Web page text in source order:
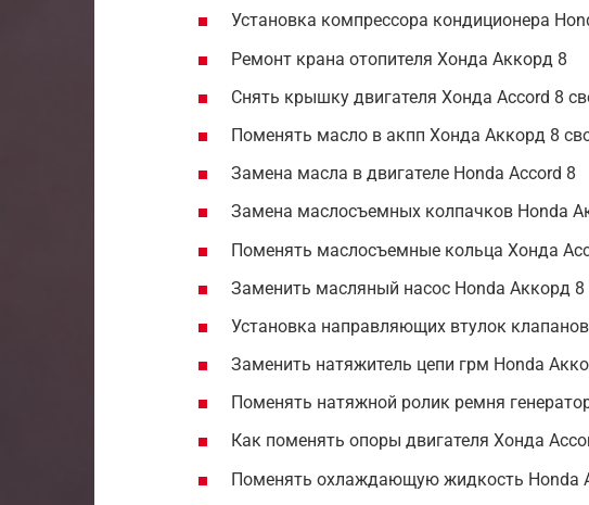
Установка компрессора кондиционера
Ремонт крана отопителя Хонда Аккорд 8
Снять крышку двигателя Хонда Accord 8
Поменять масло в акпп Хонда Аккорд 8
Замена масла в двигателе Honda Accord 8
Замена маслосъемных колпачков Honda
Поменять маслосъемные кольца Хонда
Заменить масляный насос Honda Аккорд 8
Установка направляющих втулок
Заменить натяжитель цепи грм Honda
Поменять натяжной ролик ремня
Как поменять опоры двигателя Хонда
Поменять охлаждающую жидкость Honda